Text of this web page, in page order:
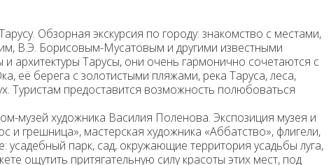
Обзорная экскурсия по городу: знакомство с местами,
В.Э. Борисовым-Мусатовым и другими известными
архитектуры Тарусы, они очень гармонично сочетаются с
её берега с золотистыми пляжами, река Таруса, леса,
Туристам предоставится возможность полюбоваться
музей художника Василия Поленова. Экспозиция музея и
и грешница», мастерская художника «Аббатство», флигели,
парк, сад, окружающие территория усадьбы луга,
ощутить притягательную силу красоты этих мест, под